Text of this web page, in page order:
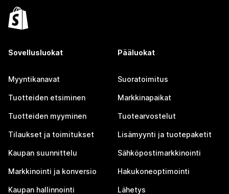
Sovellusluokat
Myyntikanavat
Tuotteiden etsiminen
Tuotteiden myyminen
Tilaukset ja toimitukset
Kaupan suunnittelu
Markkinointi ja konversio
Kaupan hallinnointi
Pääluokat
Suoratoimitus
Markkinapaikat
Tuotearvostelut
Lisämyynti ja tuotepaketit
Sähköpostimarkkinointi
Hakukoneoptimointi
Lähetys